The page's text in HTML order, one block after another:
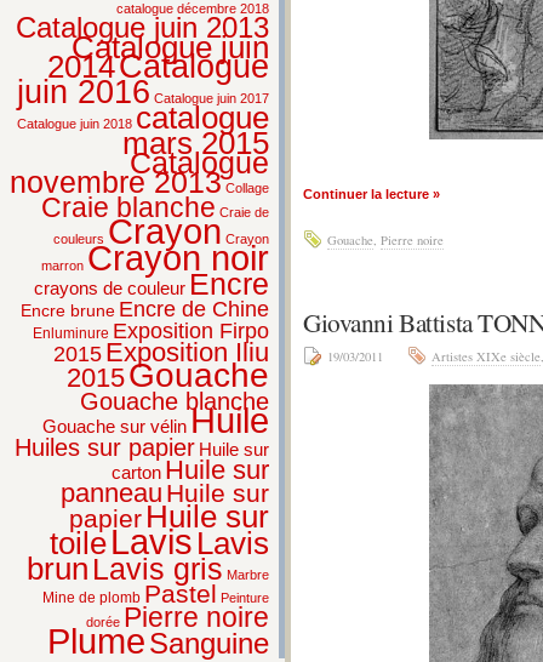
catalogue décembre 2018
Catalogue juin 2013
Catalogue juin
2014Catalogue
juin 2016 Catalogue juin 2017
Catalogue juin 2018 catalogue
mars 2015
Catalogue
novembre 2013 Collage
Craie blanche Craie de
couleurs Crayon Crayon
marron Crayon noir
crayons de couleur Encre
Encre brune Encre de Chine
Enluminure Exposition Firpo
2015 Exposition Iliu
2015Gouache
Gouache blanche
Gouache sur vélinHuile
Huiles sur papier Huile sur
carton Huile sur
panneau Huile sur
papier Huile sur
toileLavis Lavis
brun Lavis gris Marbre
Mine de plomb Pastel Peinture
dorée Pierre noire
PlumeSanguine
Continuer la lecture »
Gouache, Pierre noire
Giovanni Battista
19/03/2011 Artistes XIXe siècle